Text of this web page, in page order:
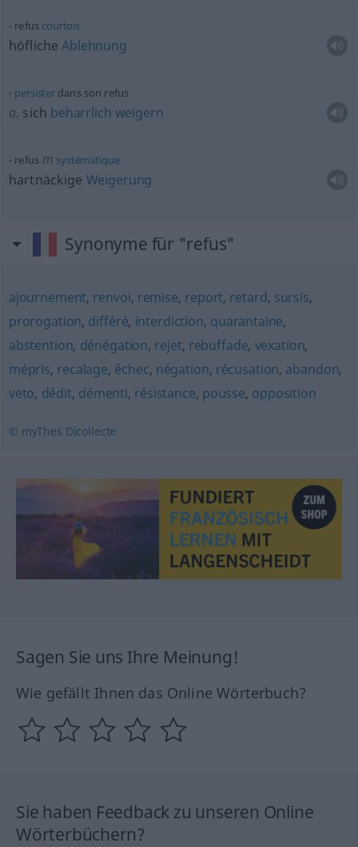
refus courtois
höflicheAblehnung
persister dans son refus
a. sich beharrlich weigern
refusm systématique
hartnäckige Weigerung
Synonyme für "refus"
ajournement, renvoi, remise, report, retard, sursis,
prorogation, différé, interdiction, quarantaine,
abstention, dénégation, rejet, rebuffade, vexation,
mépris, recalage, échec, négation, récusation, abandon,
veto, dédit, démenti, résistance, pousse, opposition
© myThes Dicollecte
Sagen Sie uns Ihre Meinung!
Wie gefällt Ihnen das Online Wörterbuch?
Sie haben Feedback zu unseren Online
Wörterbüchern?